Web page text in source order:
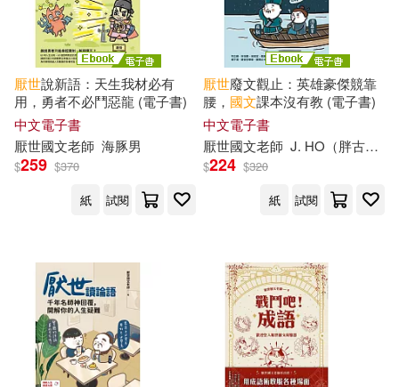
厭世說新語：天生我材必有
用，勇者不必鬥惡龍 (電子書)
中文電子書
厭世國文老師 海豚男
$259 $370
紙
試閱
厭世廢文觀止：英雄豪傑競靠
腰， 國文課本沒有教 (電子書)
中文電子書
厭世國文老師 J. HO（胖古人）
$224 $320
紙
試閱